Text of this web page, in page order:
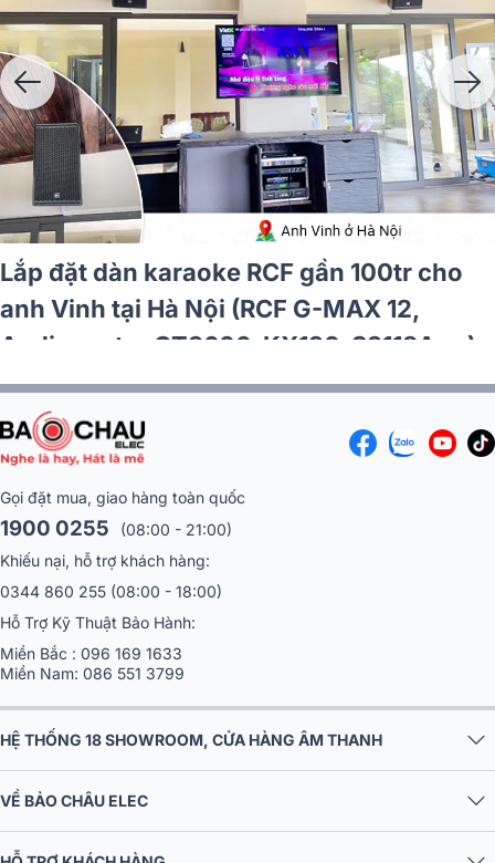
Lắp đặt dàn karaoke RCF gần 100tr cho
anh Vinh tại Hà Nội (RCF G-MAX 12,
Audiocenter CT3600, KX190, S3118A,…)
Gọi đặt mua, giao hàng toàn quốc
1900 0255
(08:00 - 21:00)
Khiếu nại, hỗ trợ khách hàng:
0344 860 255 (08:00 - 18:00)
Hỗ Trợ Kỹ Thuật Bảo Hành:
Miền Bắc : 096 169 1633
Miền Nam: 086 551 3799
HỆ THỐNG 18 SHOWROOM, CỬA HÀNG ÂM THANH
VỀ BẢO CHÂU ELEC